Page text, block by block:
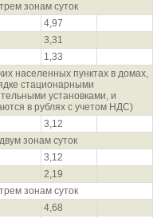
зонам суток
4,97
3,31
1,33
населенных пунктах в домах,
стационарными
установками, и
в рублях с учетом НДС)
3,12
зонам суток
3,12
2,19
зонам суток
4,68